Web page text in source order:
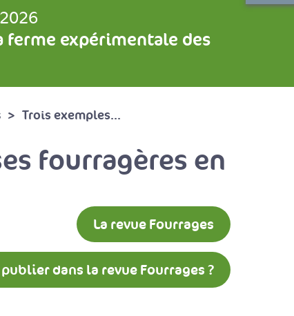
ferme expérimentale des
Trois exemples...
fourragères en
La revue Fourrages
dans la revue Fourrages ?